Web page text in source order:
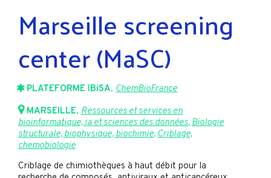
Marseille screening
center (MaSC)
PLATEFORME IBiSA, ChemBioFrance
MARSEILLE, Ressources et services en
bioinformatique, ia et sciences des données,Biologie
structurale, biophysique, biochimie,Criblage,
chemobiologie
Criblage de chimiothèques à haut débit pour la